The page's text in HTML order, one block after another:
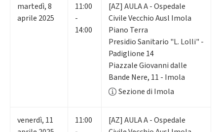
martedì,8
aprile 2025
11:00
-
14:00
[AZ] AULA A - Ospedale
Civile Vecchio Ausl Imola
Piano Terra
Presidio Sanitario "L. Lolli" -
Padiglione 14
Piazzale Giovanni dalle
Bande Nere, 11 - Imola
Sezione di Imola
venerdì, 11
11:00
[AZ] AULA A - Ospedale